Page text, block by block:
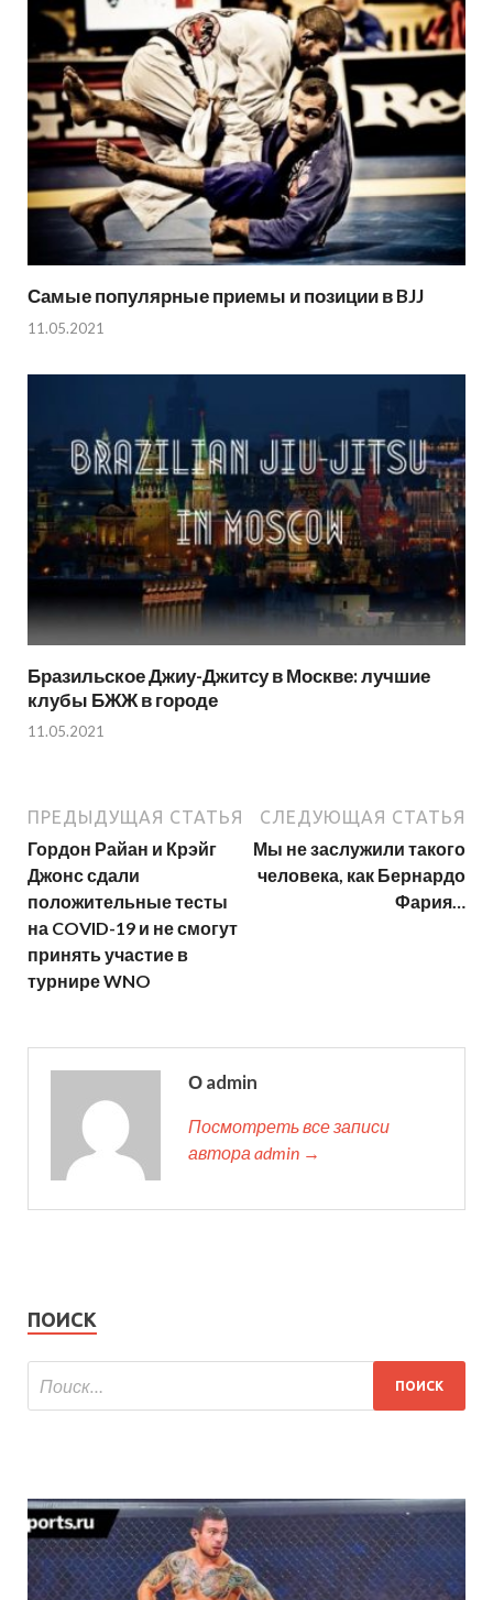
Самые популярные приемы и позиции в BJJ
11.05.2021
Бразильское Джиу-Джитсу в Москве: лучшие
клубы БЖЖ в городе
11.05.2021
ПРЕДЫДУЩАЯ СТАТЬЯ
Гордон Райан и Крэйг
Джонс сдали
положительные тесты
на COVID-19 и не смогут
принять участие в
турнире WNO
СЛЕДУЮЩАЯ СТАТЬЯ
Мы не заслужили такого
человека, как Бернардо
Фария…
О admin
Посмотреть все записи
автора admin →
ПОИСК